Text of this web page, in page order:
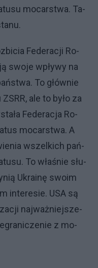
mo­car­stwa. Ta­
Fe­de­ra­cji Ro­
swo­je wpły­wy na
To głów­nie
ale to by­ło za
Fe­de­ra­cja Ro­
mo­car­stwa. A
wszel­ki­ch pań­
To wła­śnie słu­
Ukra­inę swo­im
in­te­re­sie. USA są
naj­waż­niej­sze­
z mo­